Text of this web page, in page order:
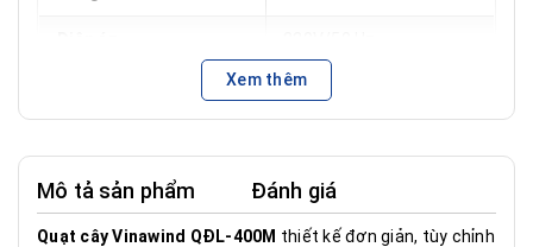
55m³/phút
Màu sắc den, cam
Điều khiển Núm xoay cơ
Xem thêm
Mô tả sản phẩm Đánh giá
Quạt cây Vinawind QĐL-400M thiết kế đơn giản, tùy chỉnh